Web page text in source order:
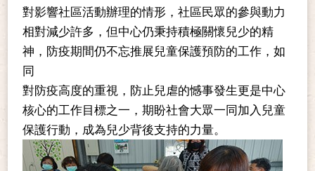
對影響社區活動辦理的情形，社區民眾的參與動力
相對減少許多，但中心仍秉持積極關懷兒少的精
神，防疫期間仍不忘推展兒童保護預防的工作，如
同
對防疫高度的重視，防止兒虐的憾事發生更是中心
核心的工作目標之一，期盼社會大眾一同加入兒童
保護行動，成為兒少背後支持的力量。